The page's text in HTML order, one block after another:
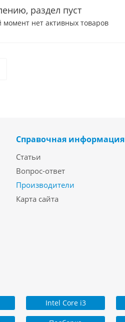
раздел пуст
нет активных товаров
Справочная информация
Статьи
Вопрос-ответ
Производители
Карта сайта
Intel Core i3